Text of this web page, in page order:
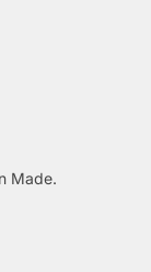
Made.